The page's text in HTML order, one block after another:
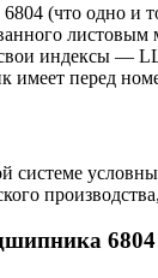
(что одно и
свои индексы —
перед
системе